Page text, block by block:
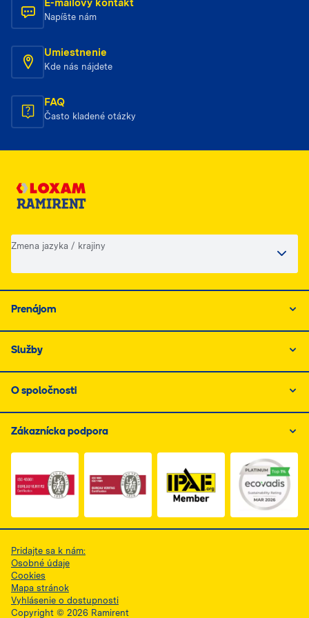
E-mailový kontakt
Napíšte nám
Umiestnenie
Kde nás nájdete
FAQ
Často kladené otázky
Zmena jazyka / krajiny
Prenájom
Služby
O spoločnosti
Zákaznícka podpora
Link do dokumentu PDF z certyfikatem ISO 1, otwiera
Link do dokumentu PDF z certyfikatem
Link do dokumentu
Pridajte sa k nám:
Osobné údaje
Cookies
Mapa stránok
Vyhlásenie o dostupnosti
Copyright © 2026 Ramirent